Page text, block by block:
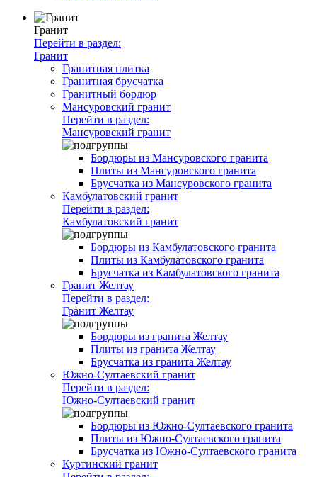
Гранит
Перейти в раздел:
Гранит
Гранитная плитка
Гранитная брусчатка
Гранитный бордюр
Мансуровский гранит
Перейти в раздел:
Мансуровский гранит
Бордюры из Мансуровского гранита
Плиты из Мансуровского гранита
Брусчатка из Мансуровского гранита
Камбулатовский гранит
Перейти в раздел:
Камбулатовский гранит
Бордюры из Камбулатовского гранита
Плиты из Камбулатовского гранита
Брусчатка из Камбулатовского гранита
Гранит Желтау
Перейти в раздел:
Гранит Желтау
Бордюры из гранита Желтау
Плиты из гранита Желтау
Брусчатка из гранита Желтау
Южно-Султаевский гранит
Перейти в раздел:
Южно-Султаевский гранит
Бордюры из Южно-Султаевского гранита
Плиты из Южно-Султаевского гранита
Брусчатка из Южно-Султаевского гранита
Куртинский гранит